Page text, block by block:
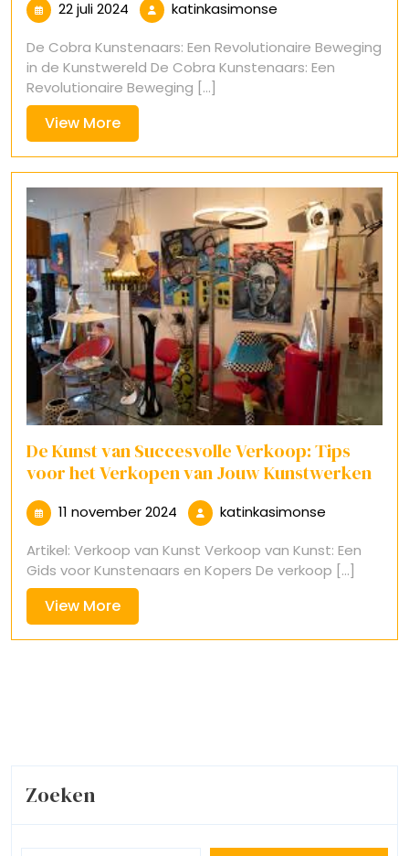
22 juli 2024 22
2024
katinkasimonse
De Cobra Kunstenaars: Een Revolutionaire Beweging
in de Kunstwereld De Cobra Kunstenaars: Een
Revolutionaire Beweging [...]
View MoreView
More
De Kunst van Succesvolle Verkoop: Tips
voor het Verkopen van Jouw Kunstwerken
11 november 2024
november
2024
katinkasimonse
Artikel: Verkoop van Kunst Verkoop van Kunst: Een
Gids voor Kunstenaars en Kopers De verkoop [...]
View MoreView
More
Zoeken